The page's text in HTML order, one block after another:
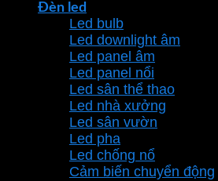
Đèn led
Led bulb
Led downlight âm
Led panel âm
Led panel nổi
Led sân thể thao
Led nhà xưởng
Led sân vườn
Led pha
Led chống nổ
Cảm biến chuyển động